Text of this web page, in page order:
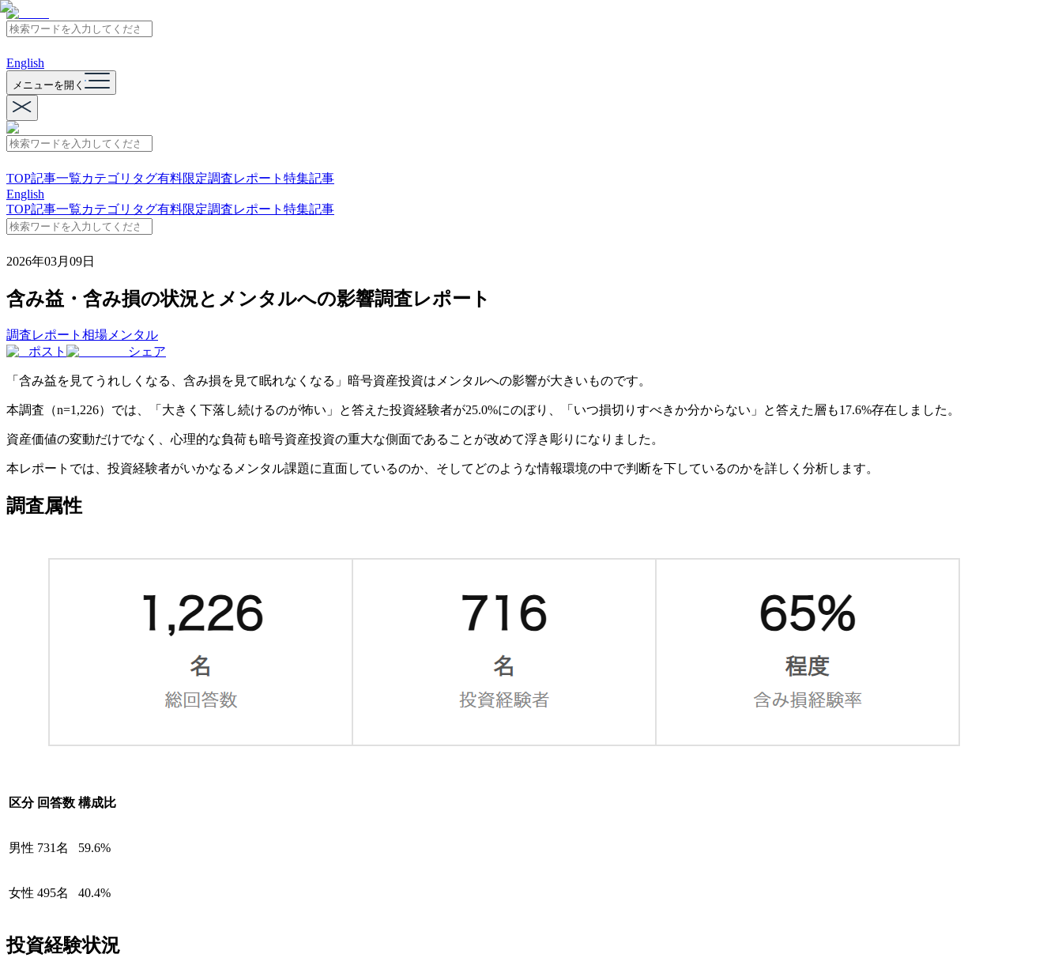
English
メニューを開く
TOP記事一覧カテゴリ タグ有料限定調査レポート 特集記事
English
TOP記事一覧カテゴリ タグ有料限定調査レポート 特集記事
2026年03月09日
含み益・含み損の状況とメンタルへの影響調査レポート
調査レポート 相場 メンタル
ポスト
シェア
「含み益を見てうれしくなる、含み損を見て眠れなくなる」暗号資産投資はメンタルへの影響が大きいものです。
本調査（n=1,226）では、「大きく下落し続けるのが怖い」と答えた投資経験者が25.0%にのぼり、「いつ損切りすべきか分からない」と答えた層も17.6%存在しました。
資産価値の変動だけでなく、心理的な負荷も暗号資産投資の重大な側面であることが改めて浮き彫りになりました。
本レポートでは、投資経験者がいかなるメンタル課題に直面しているのか、そしてどのような情報環境の中で判断を下しているのかを詳しく分析します。
調査属性
区分 回答数 構成比
男性 731名 59.6%
女性 495名 40.4%
投資経験状況